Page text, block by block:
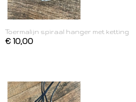
Toermalijn spiraal hanger met ketting
€ 10,00